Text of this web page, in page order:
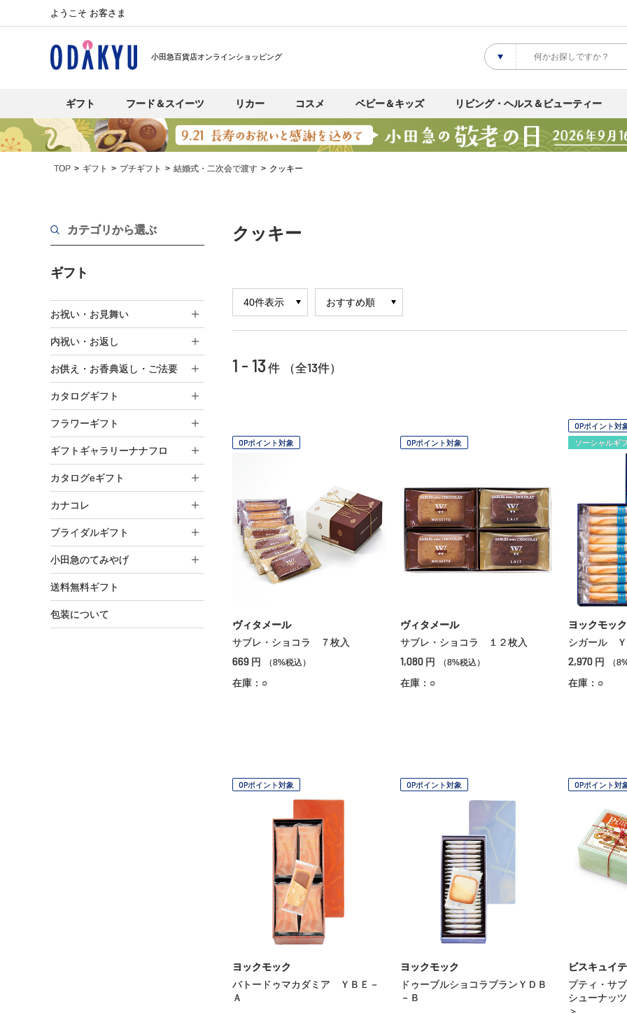
ようこそ お客さま
小田急百貨店オンラインショッピング
ギフト フード＆スイーツ リカー コスメ ベビー＆キッズ リビング・ヘルス＆ビューティー
TOP ギフト プチギフト 結婚式・二次会で渡す クッキー
カテゴリから選ぶ
ギフト
お祝い・お見舞い
内祝い・お返し
お供え・お香典返し・ご法要
カタログギフト
フラワーギフト
ギフトギャラリーナナフロ
カタログeギフト
カナコレ
ブライダルギフト
小田急のてみやげ
送料無料ギフト
包装について
クッキー
1 - 13 件 （全13件）
OPポイント対象
ヴィタメール
サブレ・ショコラ ７枚入
669 円 （8%税込）
在庫：○
OPポイント対象
ヴィタメール
サブレ・ショコラ １２枚入
1,080 円 （8%税込）
在庫：○
OPポイント対
ソーシャルギ
ヨックモック
シガール Ｙ
2,970 円 （
在庫：○
OPポイント対象
ヨックモック
バトードゥマカダミア ＹＢＥ－
Ａ
OPポイント対象
ヨックモック
ドゥーブルショコラブランＹＤＢ
－Ｂ
OPポイント対
ビスキュイ
プティ・サ
シューナッ
＞